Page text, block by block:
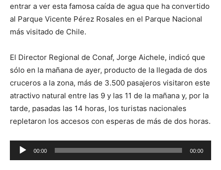
entrar a ver esta famosa caída de agua que ha convertido
al Parque Vicente Pérez Rosales en el Parque Nacional
más visitado de Chile.
El Director Regional de Conaf, Jorge Aichele, indicó que
sólo en la mañana de ayer, producto de la llegada de dos
cruceros a la zona, más de 3.500 pasajeros visitaron este
atractivo natural entre las 9 y las 11 de la mañana y, por la
tarde, pasadas las 14 horas, los turistas nacionales
repletaron los accesos con esperas de más de dos horas.
Reproductor
de
00:00 00:00